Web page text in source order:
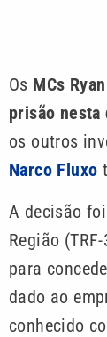
Os MCs
prisão
os outros
Narco Fluxo
A decisão
Região
para
dado ao
conhecido